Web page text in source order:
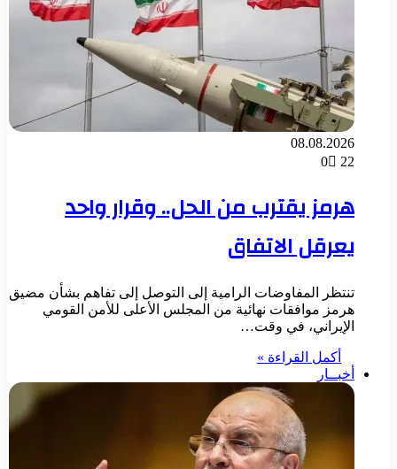
08.08.2026
0
22
هرمز يقترب من الحل.. وقرار واحد
يعرقل الاتفاق
تنتظر المفاوضات الرامية إلى التوصل إلى تفاهم بشأن مضيق
هرمز موافقات نهائية من المجلس الأعلى للأمن القومي
الإيراني، في وقت…
أكمل القراءة »
أخبــار